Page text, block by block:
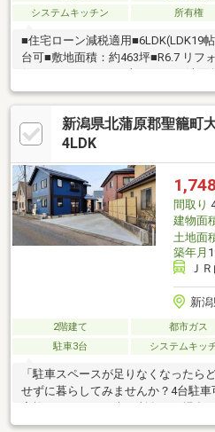
システムキッチン
所有権
■住宅ローン減税適用■6LDK(LDK19
台可■敷地面積：約463坪■R6.7 リフ
(キッチン・バス・一部トイレ・洗面
部・内部塗装等
新潟県北蒲原郡聖籠町
4LDK
1,748
間取り
建物面
土地面
築年月
Ｊ
新
2階建て 都市ガス
駐車3台
システムキッ
「駐車スペースが足りなくなったら
せずに暮らしてみませんか？4台駐車
来た際にも安心です。さらに瑕疵保